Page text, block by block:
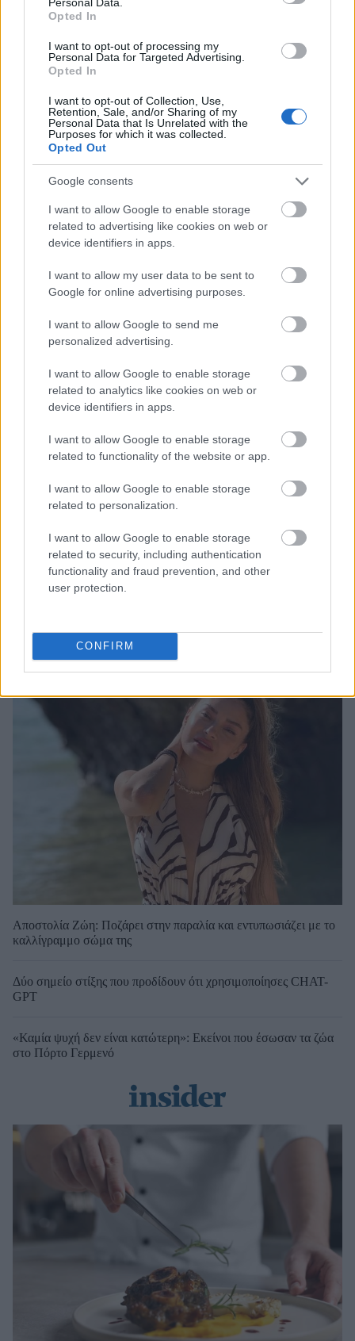
Opted In
I want to opt-out of processing my
Personal Data for Targeted Advertising.
Opted In
I want to opt-out of Collection, Use,
Retention, Sale, and/or Sharing of my
Personal Data that Is Unrelated with the
Purposes for which it was collected.
Opted Out
Google consents
I want to allow Google to enable storage
related to advertising like cookies on web or
device identifiers in apps.
I want to allow my user data to be sent to
Google for online advertising purposes.
I want to allow Google to send me
personalized advertising.
I want to allow Google to enable storage
related to analytics like cookies on web or
device identifiers in apps.
I want to allow Google to enable storage
related to functionality of the website or app.
I want to allow Google to enable storage
related to personalization.
I want to allow Google to enable storage
related to security, including authentication
functionality and fraud prevention, and other
user protection.
CONFIRM
BEST OF INTERNET
Λιβάι Γκαρσία - Παναθηναϊκός: Τα οικονομικά δεδομένα του
σπουδαίου deal
Νέντοβιτς για Γουόκαπ: «Είναι από τους πιο... βρώμικους
παίκτες της EuroLeague, αλλά τόσο καλό παιδί!»
Ολυμπιακός: Τελειώνει άμεσα του Μπραγκάντσα σύμφωνα με
Αποστολία Ζώη: Ποζάρει στην παραλία και εντυπωσιάζει με το
καλλίγραμμο σώμα της
Δύο σημείο στίξης που προδίδουν ότι χρησιμοποίησες CHAT-
GPT
«Καμία ψυχή δεν είναι κατώτερη»: Εκείνοι που έσωσαν τα ζώα
στο Πόρτο Γερμενό